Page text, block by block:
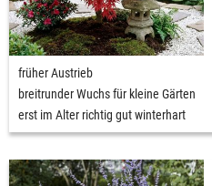
früher Austrieb
breitrunder Wuchs für kleine Gärten
erst im Alter richtig gut winterhart